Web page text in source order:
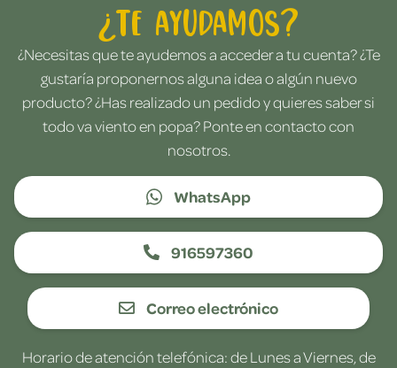
¿Te ayudamos?
¿Necesitas que te ayudemos a acceder a tu cuenta? ¿Te
gustaría proponernos alguna idea o algún nuevo
producto? ¿Has realizado un pedido y quieres saber si
todo va viento en popa? Ponte en contacto con
nosotros.
WhatsApp
916597360
Correo electrónico
Horario de atención telefónica: de Lunes a Viernes, de